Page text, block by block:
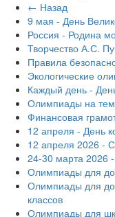
← Назад
9 мая - День
Россия - Родина
Творчество А.С.
Правила
Экологические
Каждый день -
Олимпиады на
Финансовая
12 апреля - День
12 апреля 2026 -
24-30 марта 2026
Олимпиады для
Олимпиады для
классов
Олимпиады для